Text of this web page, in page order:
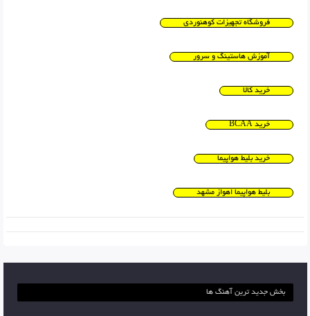
فروشگاه تجهیزات کوهنوردی
آموزش هاستینگ و سرور
خرید کالا
خرید BCAA
خرید بلیط هواپیما
بلیط هواپیما اهواز مشهد
بخش جدید ترین آهنگ ها